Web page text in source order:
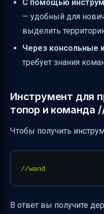
С помощью
— удобный для
выделить
Через консольные
требует знания
Инструмент для
топор и команда
Чтобы получить
В ответ вы получите